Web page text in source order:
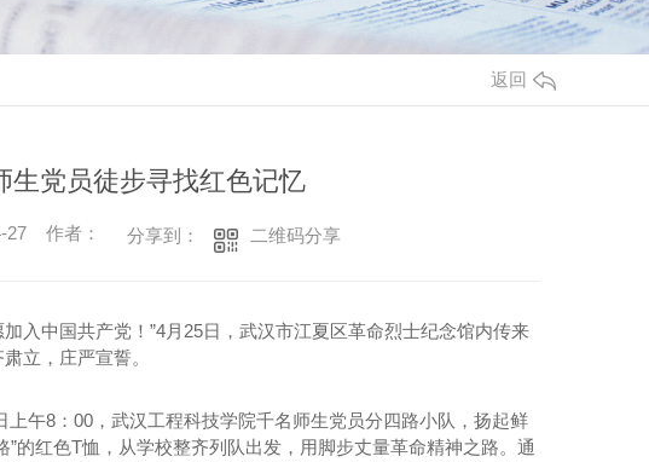
返回
生党员徒步寻找红色记忆
27 作者： 分享到： 二维码分享
入中国共产党！”4月25日，武汉市江夏区革命烈士纪念馆内传来
立，庄严宣誓。
午8：00，武汉工程科技学院千名师生党员分四路小队，扬起鲜
的红色T恤，从学校整齐列队出发，用脚步丈量革命精神之路。通